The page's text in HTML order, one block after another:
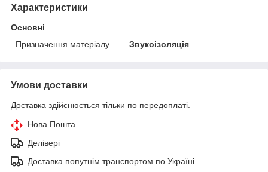
Характеристики
Основні
Призначення матеріалу
Звукоізоляція
Умови доставки
Доставка здійснюється тільки по передоплаті.
Нова Пошта
Делівері
Доставка попутнім транспортом по Україні